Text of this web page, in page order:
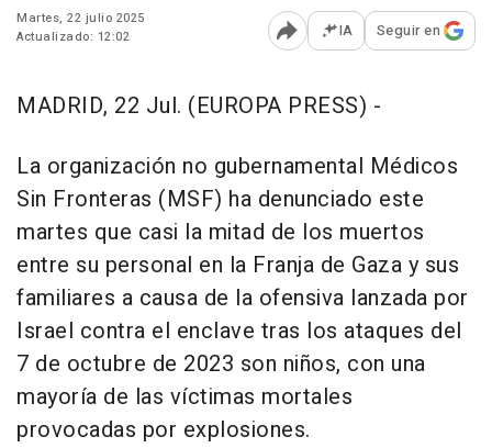
Martes, 22 julio 2025
Actualizado: 12:02
Abrir opciones para
IA Seguir en
MADRID, 22 Jul. (EUROPA PRESS) -
La organización no gubernamental Médicos
Sin Fronteras (MSF) ha denunciado este
martes que casi la mitad de los muertos
entre su personal en la Franja de Gaza y sus
familiares a causa de la ofensiva lanzada por
Israel contra el enclave tras los ataques del
7 de octubre de 2023 son niños, con una
mayoría de las víctimas mortales
provocadas por explosiones.